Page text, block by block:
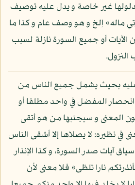
غير خاصة و يدل عليه توصيف
ماله» إلخ و هو وصف عام و كذا ما
الآيات أو جميع السورة نازلة لسبب
بحيث يشمل جميع الناس من
المفضل في واحد مطلقا أو
المعنى و سيجنبها من هو أتقى
في نظيره: لا يصلاها إلا أشقى الناس
آيات صدر السورة، و كذا الإنذار
نارا تلظى» فلا معنى لأن